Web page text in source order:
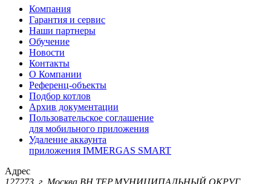
Компания
Гарантия и сервис
Наши партнеры
Обучение
Новости
Контакты
О Компании
Референц-объекты
Подбор котлов
Архив документации
Пользовательское соглашение
для мобильного приложения
Удаление аккаунта
приложения IMMERGAS SMART
Адрес
127273, г. Москва ВН.ТЕР.МУНИЦИПАЛЬНЫЙ ОКРУГ